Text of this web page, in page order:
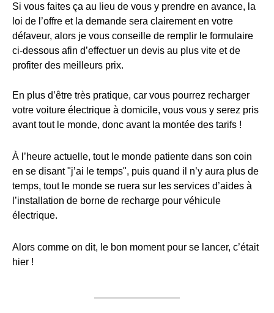
Si vous faites ça au lieu de vous y prendre en avance, la
loi de l’offre et la demande sera clairement en votre
défaveur, alors je vous conseille de remplir le formulaire
ci-dessous afin d’effectuer un devis au plus vite et de
profiter des meilleurs prix.
En plus d’être très pratique, car vous pourrez recharger
votre voiture électrique à domicile, vous vous y serez pris
avant tout le monde, donc avant la montée des tarifs !
À l’heure actuelle, tout le monde patiente dans son coin
en se disant "j’ai le temps", puis quand il n’y aura plus de
temps, tout le monde se ruera sur les services d’aides à
l’installation de borne de recharge pour véhicule
électrique.
Alors comme on dit, le bon moment pour se lancer, c’était
hier !